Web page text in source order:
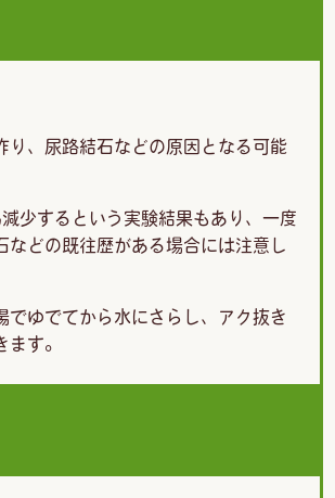
り、尿路結石などの原因となる可能
少するという実験結果もあり、一度
どの既往歴がある場合には注意し
ゆでてから水にさらし、アク抜き
す。